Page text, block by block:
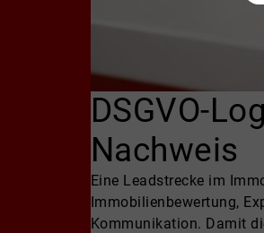
DSGVO-
Nachweis
Eine Leadstrecke im
Immobilienbewertung,
Kommunikation. Damit